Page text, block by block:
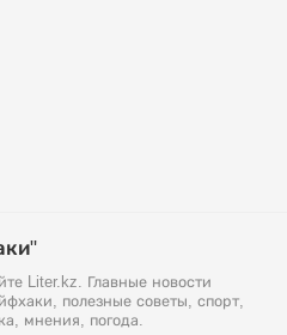
Liter.kz. Главные новости
полезные советы, спорт,
мнения, погода.